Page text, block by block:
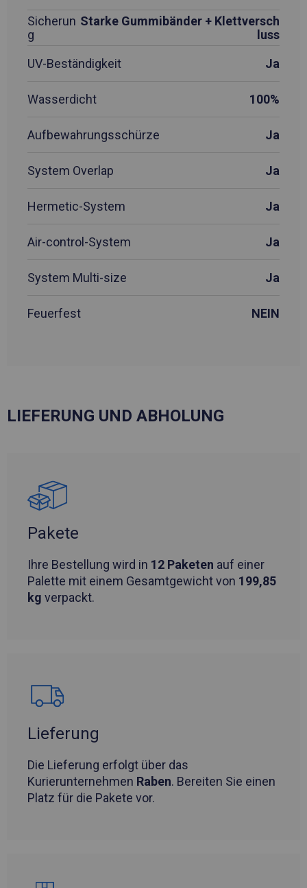
Sicherun
g
Starke Gummibänder + Klettversch
luss
UV-Beständigkeit
Ja
Wasserdicht 100%
Aufbewahrungsschürze Ja
System Overlap Ja
Hermetic-System Ja
Air-control-System Ja
System Multi-size Ja
Feuerfest NEIN
LIEFERUNG UND ABHOLUNG
Pakete
Ihre Bestellung wird in 12 Paketen auf einer
Palette mit einem Gesamtgewicht von 199,85
kg verpackt.
Lieferung
Die Lieferung erfolgt über das
Kurierunternehmen Raben. Bereiten Sie einen
Platz für die Pakete vor.